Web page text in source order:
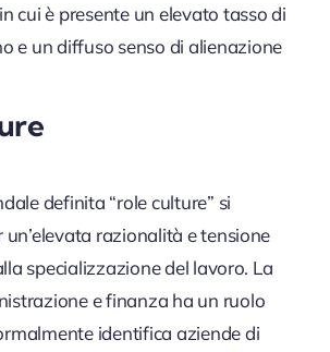
cui è presente un elevato tasso di
e un diffuso senso di alienazione
definita “role culture” si
razionalità e tensione
specializzazione del lavoro. La
e finanza ha un ruolo
identifica aziende di